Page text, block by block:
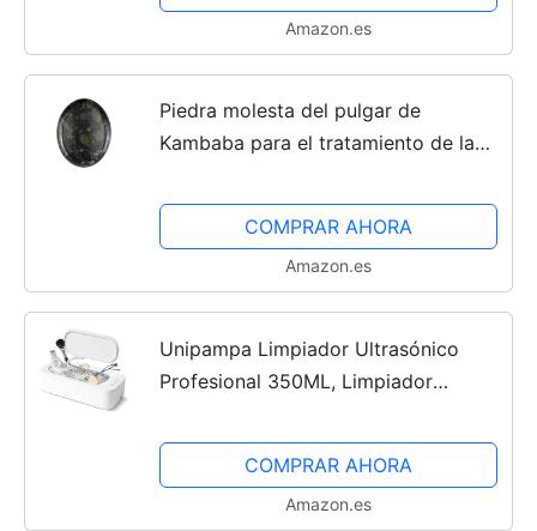
Amazon.es
Piedra molesta del pulgar de
Kambaba para el tratamiento de la
piedra de cristal - alivia la ansiedad y
el estrés
COMPRAR AHORA
Amazon.es
Unipampa Limpiador Ultrasónico
Profesional 350ML, Limpiador
Limpieza Ultrasónica Gafas con 2
Modos de Limpieza, Ultrasonidos...
COMPRAR AHORA
Amazon.es